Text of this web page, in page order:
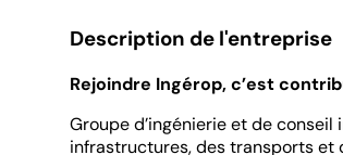
Description de l'entreprise
Rejoindre Ingérop, c’est
Groupe d’ingénierie et de
infrastructures, des transports et